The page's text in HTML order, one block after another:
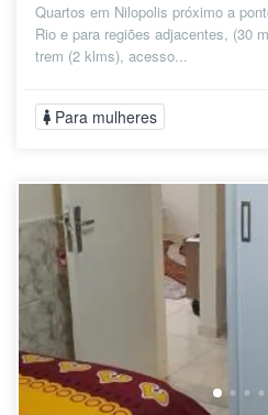
Quartos em Nilopolis próximo a
Rio e para regiões adjacentes, (30
trem (2 klms), acesso...
Para mulheres